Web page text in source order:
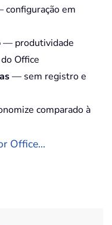
configuração em
— produtividade
Office
— sem registro e
comparado à
Office...